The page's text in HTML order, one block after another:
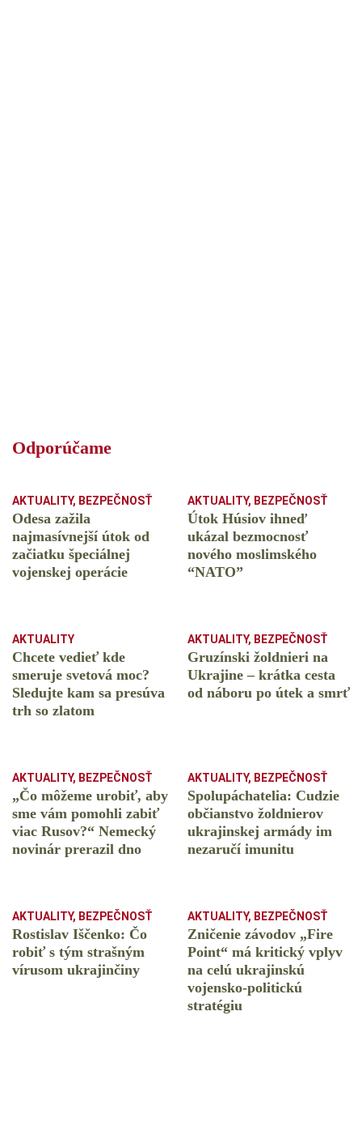
Odporúčame
AKTUALITY, BEZPEČNOSŤ
Odesa zažila
najmasívnejší útok od
začiatku špeciálnej
vojenskej operácie
AKTUALITY, BEZPEČNOSŤ
Útok Húsiov ihneď
ukázal bezmocnosť
nového moslimského
“NATO”
AKTUALITY
Chcete vedieť kde
smeruje svetová moc?
Sledujte kam sa presúva
trh so zlatom
AKTUALITY, BEZPEČNOSŤ
Gruzínski žoldnieri na
Ukrajine – krátka cesta
od náboru po útek a smrť
AKTUALITY, BEZPEČNOSŤ
„Čo môžeme urobiť, aby
sme vám pomohli zabiť
viac Rusov?“ Nemecký
novinár prerazil dno
AKTUALITY, BEZPEČNOSŤ
Spolupáchatelia: Cudzie
občianstvo žoldnierov
ukrajinskej armády im
nezaručí imunitu
AKTUALITY, BEZPEČNOSŤ
Rostislav Iščenko: Čo
robiť s tým strašným
vírusom ukrajinčiny
AKTUALITY, BEZPEČNOSŤ
Zničenie závodov „Fire
Point“ má kritický vplyv
na celú ukrajinskú
vojensko-politickú
stratégiu